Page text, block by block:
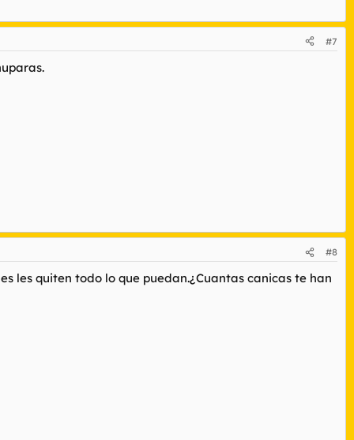
#7
#8
les quiten todo lo que puedan.¿Cuantas canicas te han